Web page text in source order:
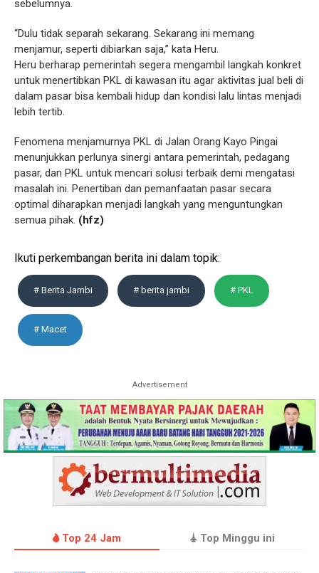
sebelumnya.
“Dulu tidak separah sekarang. Sekarang ini memang
menjamur, seperti dibiarkan saja,” kata Heru.
Heru berharap pemerintah segera mengambil langkah konkret
untuk menertibkan PKL di kawasan itu agar aktivitas jual beli di
dalam pasar bisa kembali hidup dan kondisi lalu lintas menjadi
lebih tertib.
Fenomena menjamurnya PKL di Jalan Orang Kayo Pingai
menunjukkan perlunya sinergi antara pemerintah, pedagang
pasar, dan PKL untuk mencari solusi terbaik demi mengatasi
masalah ini. Penertiban dan pemanfaatan pasar secara
optimal diharapkan menjadi langkah yang menguntungkan
semua pihak. (hfz)
Ikuti perkembangan berita ini dalam topik:
# Berita Jambi # berita jambi # PKL
# Macet
Advertisement
Top 24 Jam Top Minggu ini